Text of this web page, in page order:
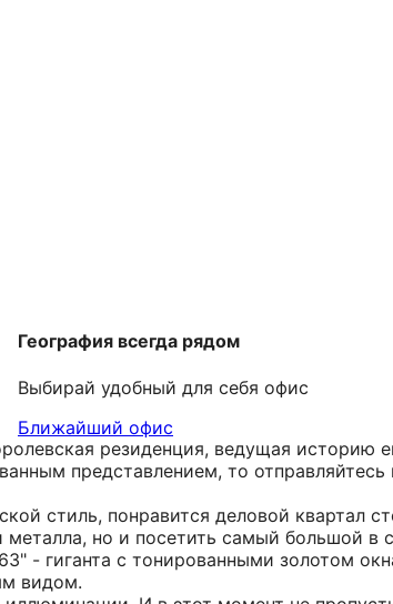
География всегда рядом
Выбирай удобный для себя офис
Ближайший офис
резиденция, ведущая историю
представлением, то
стиль, понравится деловой квартал
металла, но и посетить самый большой в
- гиганта с тонированными золотом
видом.